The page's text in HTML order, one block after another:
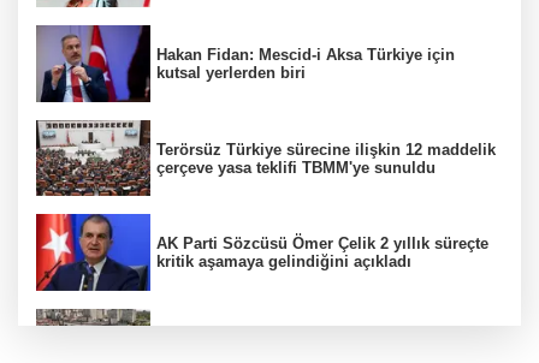
Hakan Fidan: Mescid-i Aksa Türkiye için
kutsal yerlerden biri
Terörsüz Türkiye sürecine ilişkin 12 maddelik
çerçeve yasa teklifi TBMM'ye sunuldu
AK Parti Sözcüsü Ömer Çelik 2 yıllık süreçte
kritik aşamaya gelindiğini açıkladı